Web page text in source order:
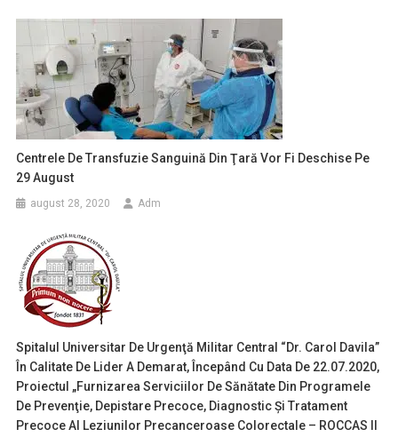
Centrele De Transfuzie Sanguină Din Ţară Vor Fi Deschise Pe
29 August
august 28, 2020 Adm
Spitalul Universitar De Urgenţă Militar Central “Dr. Carol Davila”
În Calitate De Lider A Demarat, Începând Cu Data De 22.07.2020,
Proiectul „Furnizarea Serviciilor De Sănătate Din Programele
De Prevenţie, Depistare Precoce, Diagnostic Şi Tratament
Precoce Al Leziunilor Precanceroase Colorectale – ROCCAS II